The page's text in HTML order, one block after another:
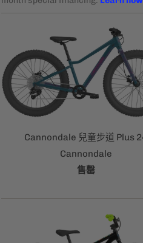
Cannondale 兒童步道 Plus
Cannondale
售罄